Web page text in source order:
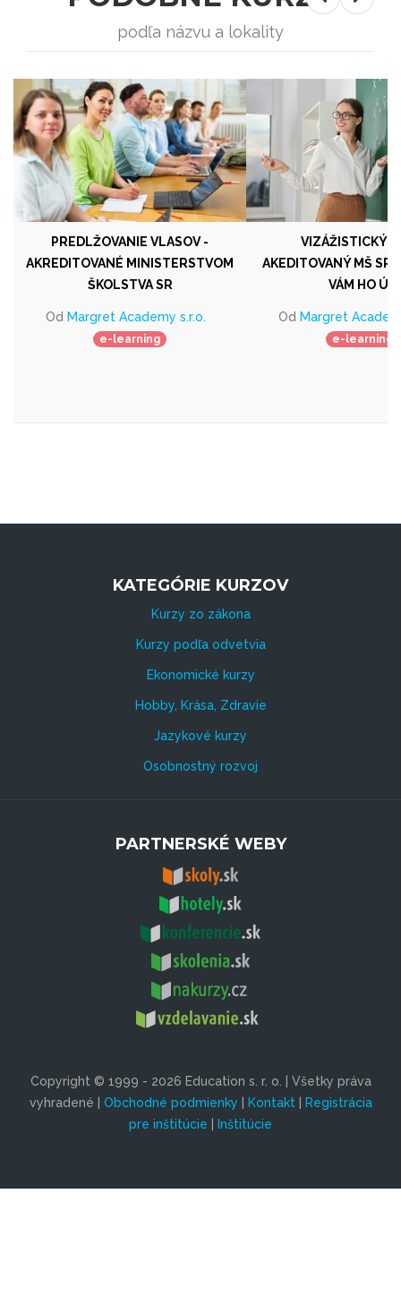
podľa názvu a lokality
PREDLŽOVANIE VLASOV -
AKREDITOVANÉ MINISTERSTVOM
ŠKOLSTVA SR
Od Margret Academy s.r.o.
e-learning
VIZÁŽISTICKÝ
AKEDITOVANÝ MŠ SR
VÁM HO ÚP
Od Margret
e-learning
KATEGÓRIE KURZOV
Kurzy zo zákona
Kurzy podľa odvetvia
Ekonomické kurzy
Hobby, Krása, Zdravie
Jazykové kurzy
Osobnostný rozvoj
PARTNERSKÉ WEBY
Copyright © 1999 - 2026 Education s. r. o. | Všetky práva
vyhradené | Obchodné podmienky | Kontakt| Registrácia
pre inštitúcie | Inštitúcie